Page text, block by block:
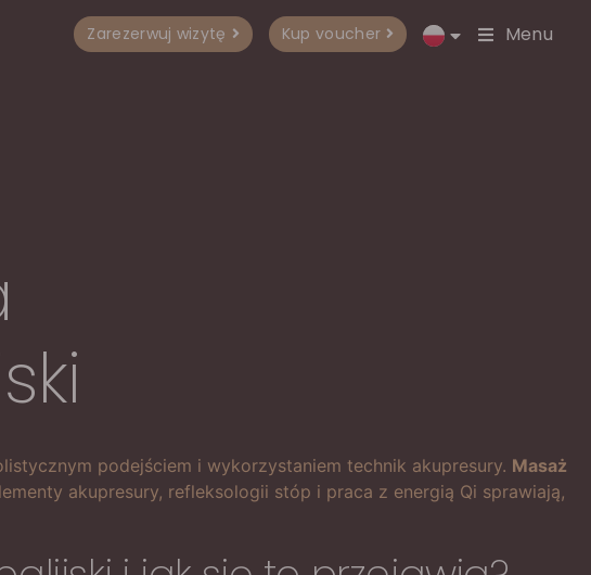
Zarezerwuj wizytę Kup voucher Menu
podejściem i wykorzystaniem technik akupresury. Masaż
akupresury, refleksologii stóp i praca z energią Qi sprawiają,